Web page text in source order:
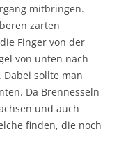
mitbringen.
zarten
Finger von der
von unten nach
sollte man
Da Brennesseln
und auch
finden, die noch